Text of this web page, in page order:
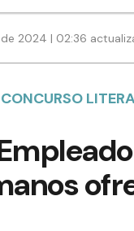
2024 | 02:36